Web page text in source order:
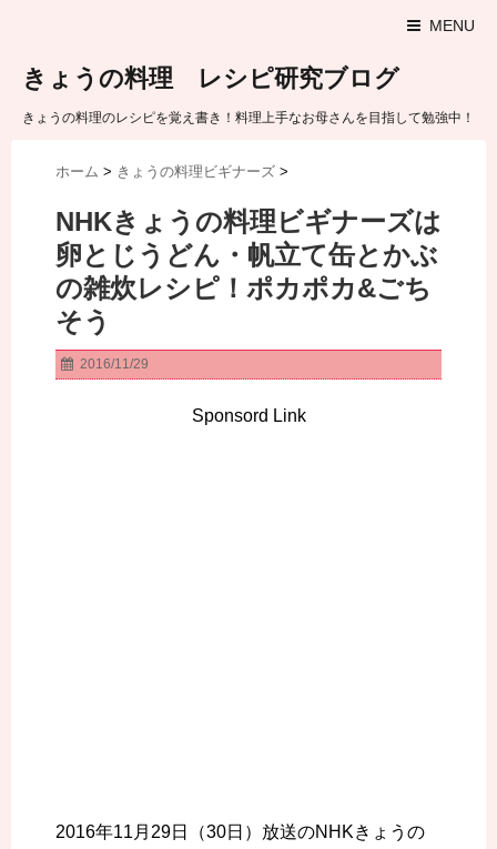
MENU
きょうの料理 レシピ研究ブログ
きょうの料理のレシピを覚え書き！料理上手なお母さんを目指して勉強中！
ホーム > きょうの料理ビギナーズ >
NHKきょうの料理ビギナーズは
卵とじうどん・帆立て缶とかぶ
の雑炊レシピ！ポカポカ&ごち
そう
2016/11/29
Sponsord Link
2016年11月29日（30日）放送のNHKきょうの